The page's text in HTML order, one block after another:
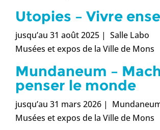
Utopies – Vivre
jusqu’au 31 août 2025 | Salle Labo
Musées et expos de la Ville de Mons
Mundaneum –
penser le monde
jusqu’au 31 mars 2026 |
Musées et expos de la Ville de Mons